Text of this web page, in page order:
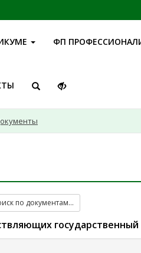
ФП
по документам…